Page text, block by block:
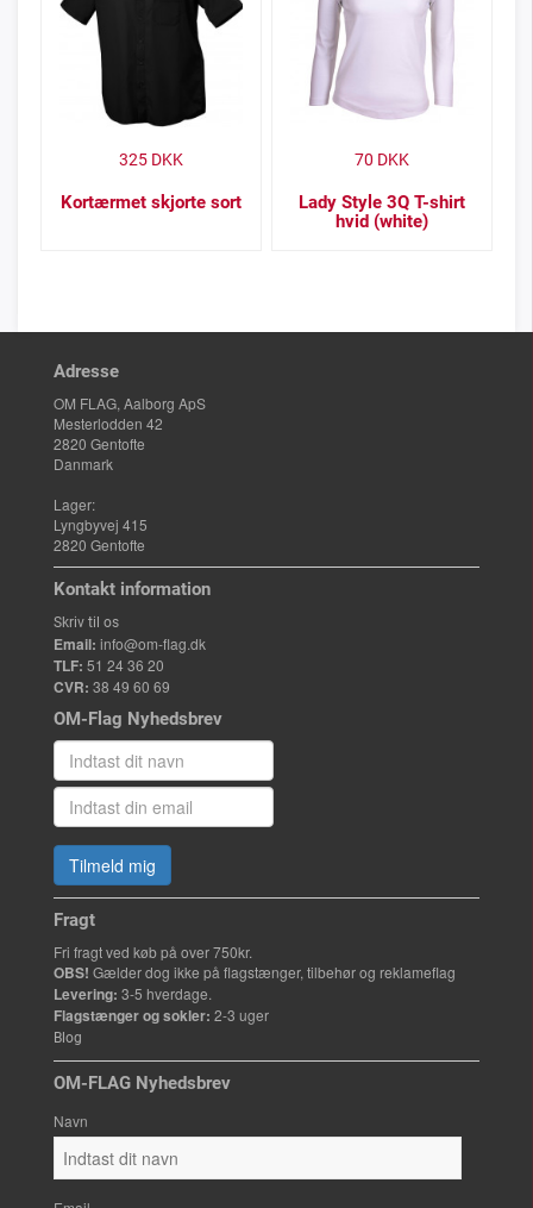
Kortærmet skjorte sort
325DKK
Lady Style 3Q T-shirt
hvid (white)
70 DKK
Adresse
OM FLAG, Aalborg ApS
Mesterlodden 42
2820 Gentofte
Danmark
Lager:
Lyngbyvej 415
2820 Gentofte
Kontakt information
Skriv til os
Email: info@om-flag.dk
TLF: 51 24 36 20
CVR: 38 49 60 69
OM-Flag Nyhedsbrev
Tilmeld mig
Fragt
Fri fragt ved køb på over 750kr.
OBS! Gælder dog ikke på flagstænger, tilbehør og reklameflag
Levering: 3-5 hverdage.
Flagstænger og sokler: 2-3 uger
Blog
OM-FLAG Nyhedsbrev
Navn